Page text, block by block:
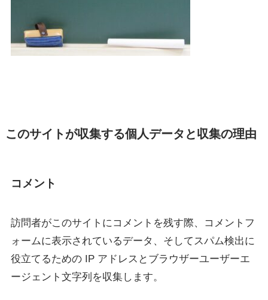
このサイトが収集する個人データと収集の理由
コメント
訪問者がこのサイトにコメントを残す際、コメントフ
ォームに表示されているデータ、そしてスパム検出に
役立てるための IP アドレスとブラウザーユーザーエ
ージェント文字列を収集します。